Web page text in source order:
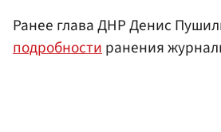
Ранее глава ДНР Денис
подробностиранения